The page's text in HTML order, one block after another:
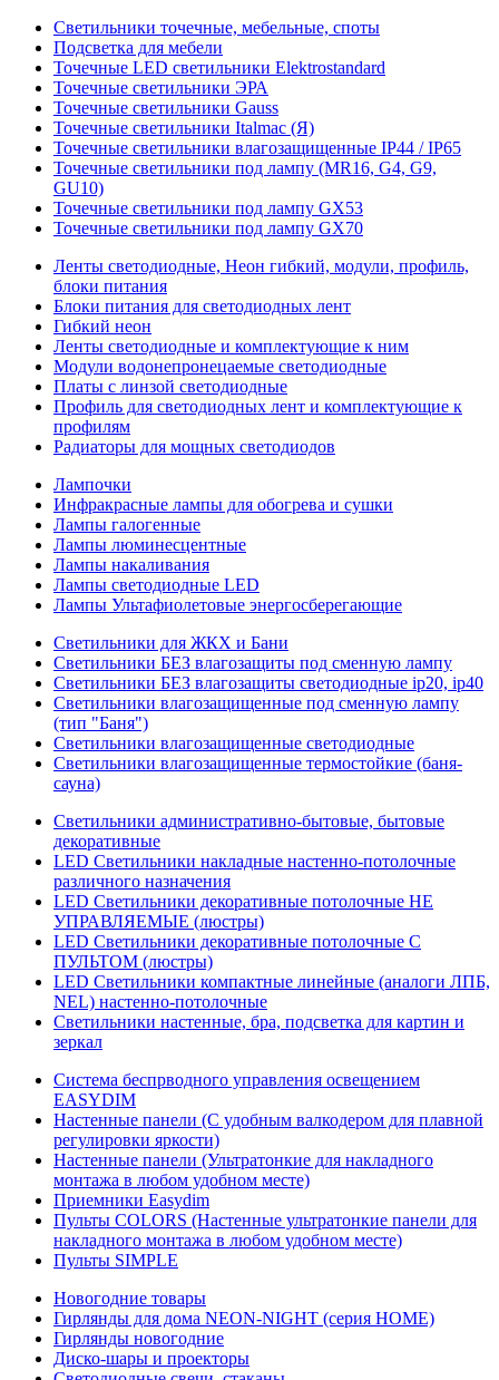
Светильники точечные, мебельные, споты
Подсветка для мебели
Точечные LED светильники Elektrostandard
Точечные светильники ЭРА
Точечные светильники Gauss
Точечные светильники Italmac (Я)
Точечные светильники влагозащищенные IP44 / IP65
Точечные светильники под лампу (MR16, G4, G9,
GU10)
Точечные светильники под лампу GX53
Точечные светильники под лампу GX70
Ленты светодиодные, Неон гибкий, модули, профиль,
блоки питания
Блоки питания для светодиодных лент
Гибкий неон
Ленты светодиодные и комплектующие к ним
Модули водонепронецаемые светодиодные
Платы с линзой светодиодные
Профиль для светодиодных лент и комплектующие к
профилям
Радиаторы для мощных светодиодов
Лампочки
Инфракрасные лампы для обогрева и сушки
Лампы галогенные
Лампы люминесцентные
Лампы накаливания
Лампы светодиодные LED
Лампы Ультафиолетовые энергосберегающие
Светильники для ЖКХ и Бани
Светильники БЕЗ влагозащиты под сменную лампу
Светильники БЕЗ влагозащиты светодиодные ip20, ip40
Светильники влагозащищенные под сменную лампу
(тип "Баня")
Светильники влагозащищенные светодиодные
Светильники влагозащищенные термостойкие (баня-
сауна)
Светильники административно-бытовые, бытовые
декоративные
LED Cветильники накладные настенно-потолочные
различного назначения
LED Светильники декоративные потолочные НЕ
УПРАВЛЯЕМЫЕ (люстры)
LED Светильники декоративные потолочные С
ПУЛЬТОМ (люстры)
LED Светильники компактные линейные (аналоги ЛПБ,
NEL) настенно-потолочные
Светильники настенные, бра, подсветка для картин и
зеркал
Система беспрводного управления освещением
EASYDIM
Настенные панели (С удобным валкодером для плавной
регулировки яркости)
Настенные панели (Ультратонкие для накладного
монтажа в любом удобном месте)
Приемники Easydim
Пульты COLORS (Настенные ультратонкие панели для
накладного монтажа в любом удобном месте)
Пульты SIMPLE
Новогодние товары
Гирлянды для дома NEON-NIGHT (серия HOME)
Гирлянды новогодние
Диско-шары и проекторы